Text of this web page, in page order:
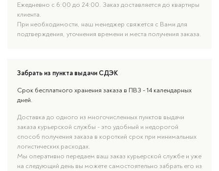
Ежедневно с 6:00 до 24:00. Заказ доставляется до квартиры
клиента.
При необходимости, наш менеджер свяжется с Вами для
подтверждения, уточнения времени и места получения заказа.
Забрать из пункта выдачи СДЭК
Срок бесплатного хранения заказа в ПВЗ - 14 календарных
дней.
Доставка до одного из многочисленных пунктов выдачи
заказа курьерской службы - это удобный и недорогой
способ получения заказа в короткий срок при минимальных
логистических расходах.
Мы оперативно передаем ваш заказ курьерской службе и уже
на следующий день вы можете самостоятельно забрать его из